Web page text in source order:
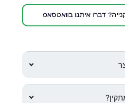
דברו איתנו בוואטסאפ